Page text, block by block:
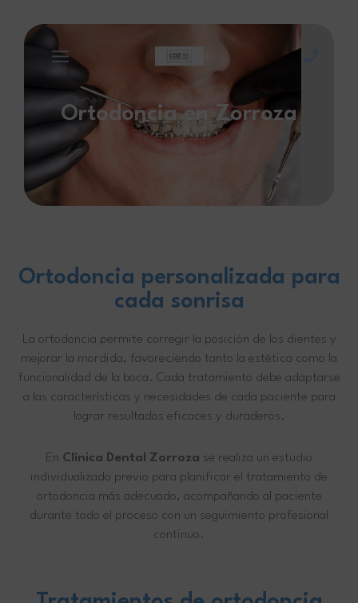
Ortodoncia en Zorroza
Ortodoncia personalizada para
cada sonrisa
La ortodoncia permite corregir la posición de los dientes y
mejorar la mordida, favoreciendo tanto la estética como la
funcionalidad de la boca. Cada tratamiento debe adaptarse
a las características y necesidades de cada paciente para
lograr resultados eficaces y duraderos.
En Clínica Dental Zorroza se realiza un estudio
individualizado previo para planificar el tratamiento de
ortodoncia más adecuado, acompañando al paciente
durante todo el proceso con un seguimiento profesional
continuo.